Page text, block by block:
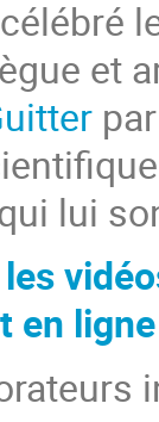
et
lui
les
en ligne